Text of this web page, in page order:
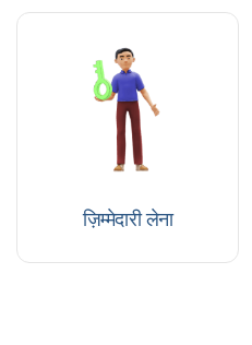
ज़िम्मेदारी लेना